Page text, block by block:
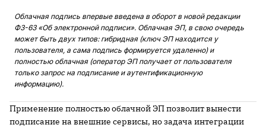
Облачная подпись впервые введена в оборот в новой редакции
ФЗ-63 «Об электронной подписи». Облачная ЭП, в свою очередь
может быть двух типов: гибридная (ключ ЭП находится у
пользователя, а сама подпись формируется удаленно) и
полностью облачная (оператор ЭП получает от пользователя
только запрос на подписание и аутентификационную
информацию).
Применение полностью облачной ЭП позволит вынести
подписание на внешние сервисы, но задача интеграции